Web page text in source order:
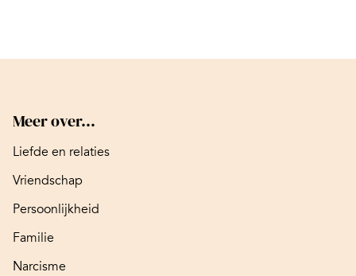
Meer over...
Liefde en relaties
Vriendschap
Persoonlijkheid
Familie
Narcisme